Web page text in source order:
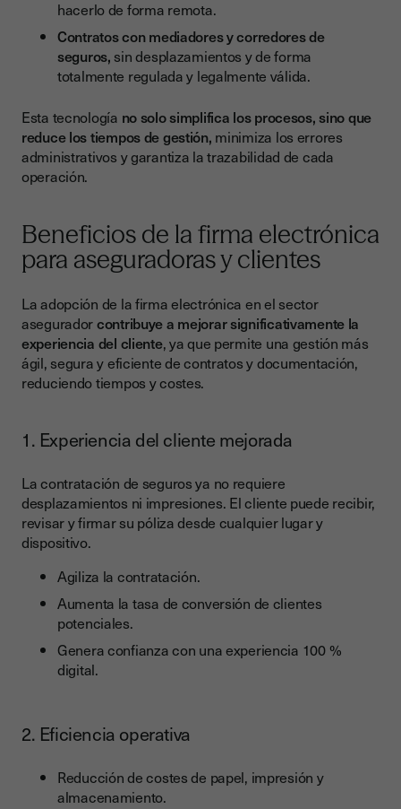
hacerlo de forma remota.
Contratos con mediadores y corredores de
seguros, sin desplazamientos y de forma
totalmente regulada y legalmente válida.
Esta tecnología no solo simplifica los procesos, sino que
reduce los tiempos de gestión, minimiza los errores
administrativos y garantiza la trazabilidad de cada
operación.
Beneficios de la firma electrónica
para aseguradoras y clientes
La adopción de la firma electrónica en el sector
aseguradorcontribuye a mejorar significativamente la
experiencia del cliente, ya que permite una gestión más
ágil, segura y eficiente de contratos y documentación,
reduciendo tiempos y costes.
1. Experiencia del cliente mejorada
La contratación de seguros ya no requiere
desplazamientos ni impresiones. El cliente puede recibir,
revisar y firmar su póliza desde cualquier lugar y
dispositivo.
Agiliza la contratación.
Aumenta la tasa de conversión de clientes
potenciales.
Genera confianza con una experiencia 100 %
digital.
2. Eficiencia operativa
Reducción de costes de papel, impresión y
almacenamiento.